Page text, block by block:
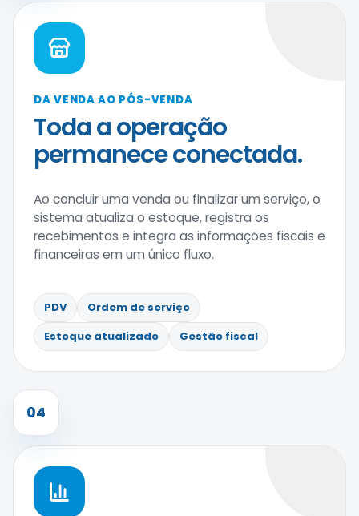
DA VENDA AO PÓS-VENDA
Toda a operação
permanece conectada.
Ao concluir uma venda ou finalizar um serviço, o
sistema atualiza o estoque, registra os
recebimentos e integra as informações fiscais e
financeiras em um único fluxo.
PDV
Ordem de serviço
Estoque atualizado
Gestão fiscal
04